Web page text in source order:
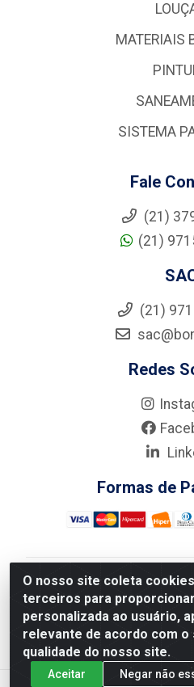
O nosso site coleta
terceiros para
personalizada ao usuário,
relevante de acordo com
qualidade do nosso site.
Aceitar Negar não
MATERIAIS
SISTEMA
Fale
(21)
(21)
(21)
Redes
Formas de
Nova Boni Distribuidora de
- Rua Alice Tibiriçá, 330 -
Janeiro/RJ - CEP: 21.210-
27